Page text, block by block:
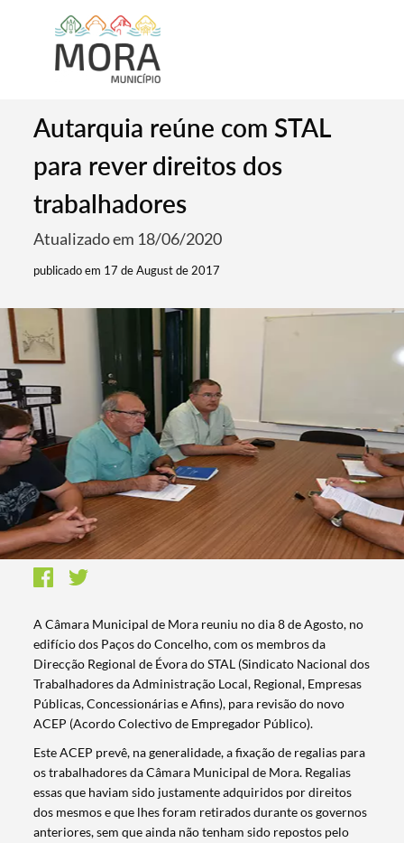
Autarquia reúne com STAL
para rever direitos dos
trabalhadores
Atualizado em 18/06/2020
publicado em 17 de August de 2017
A Câmara Municipal de Mora reuniu no dia 8 de Agosto, no
edifício dos Paços do Concelho, com os membros da
Direcção Regional de Évora do STAL (Sindicato Nacional dos
Trabalhadores da Administração Local, Regional, Empresas
Públicas, Concessionárias e Afins), para revisão do novo
ACEP (Acordo Colectivo de Empregador Público).
Este ACEP prevê, na generalidade, a fixação de regalias para
os trabalhadores da Câmara Municipal de Mora. Regalias
essas que haviam sido justamente adquiridos por direitos
dos mesmos e que lhes foram retirados durante os governos
anteriores, sem que ainda não tenham sido repostos pelo